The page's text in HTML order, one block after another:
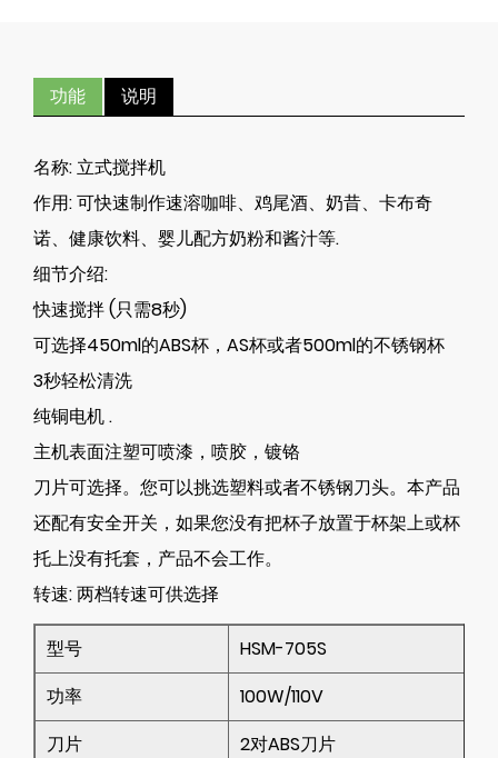
功能 说明
名称:立式搅拌机
作用:可快速制作速溶咖啡、鸡尾酒、奶昔、卡布奇
诺、健康饮料、婴儿配方奶粉和酱汁等.
细节介绍:
快速搅拌 (只需8秒)
可选择450ml的ABS杯，AS杯或者500ml的不锈钢杯
3秒轻松清洗
纯铜电机 .
主机表面注塑可喷漆，喷胶，镀铬
刀片可选择。您可以挑选塑料或者不锈钢刀头。本产品
还配有安全开关，如果您没有把杯子放置于杯架上或杯
托上没有托套，产品不会工作。
转速:两档转速可供选择
型号
HSM-705S
功率
100W/110V
刀片
2对ABS刀片